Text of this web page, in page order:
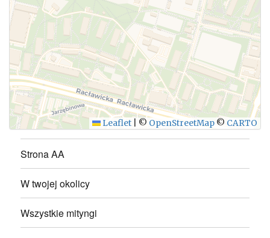
WYŚLIJ
Leaflet © OpenStreetMap © CARTO
Strona AA
W twojej okolicy
Wszystkie mityngi